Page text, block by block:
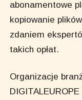
abonamentowe
kopiowanie
zdaniem
takich opłat.
Organizacje